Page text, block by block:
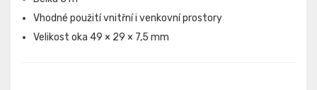
Vhodné použití vnitřní i venkovní prostory
Velikost oka 49 × 29 × 7,5 mm